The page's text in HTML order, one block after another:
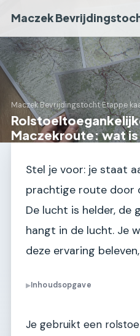
Maczek
Maczek Bevrijdingstocht›Etappe
Maczekroute: wat
Stel je voor: je staat
prachtige route door
De lucht is helder, de
hangt in de lucht. Je
deze ervaring
▶Inhoudsopgave
Je gebruikt een